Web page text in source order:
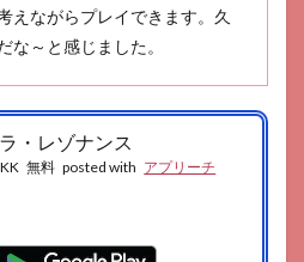
えながらプレイできます。久
な～と感じました。
・レゾナンス
無料 posted with アプリーチ